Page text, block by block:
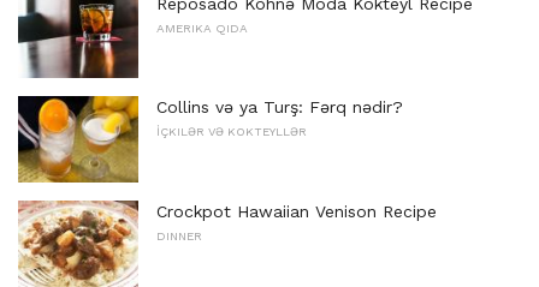
AMERIKA QIDA
Collins və ya Turş: Fərq nədir?
İÇKILƏR VƏ KOKTEYLLƏR
Crockpot Hawaiian Venison Recipe
DINNER